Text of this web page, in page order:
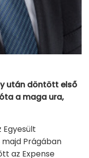
után döntött első
a maga ura,
Egyesült
Prágában
az Expense